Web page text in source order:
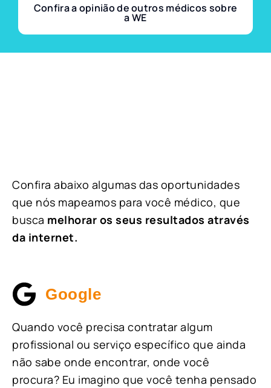
Confira a opinião de outros médicos sobre
a WE
Confira abaixo algumas das oportunidades
que nós mapeamos para você médico, que
busca melhorar os seus resultados através
da internet.
Google
Quando você precisa contratar algum
profissional ou serviço específico que ainda
não sabe onde encontrar, onde você
procura? Eu imagino que você tenha pensado